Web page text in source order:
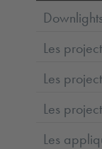
Les
Les
Les
Les